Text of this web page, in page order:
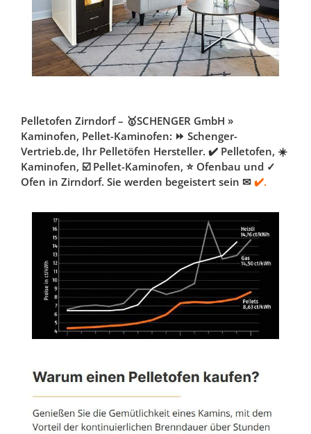
Pelletofen Zirndorf – 🥇SCHENGER GmbH »
Kaminofen, Pellet-Kaminofen: ⏩ Schenger-
Vertrieb.de, Ihr Pelletöfen Hersteller. ✔️ Pelletofen, ☀️
Kaminofen, ☑️ Pellet-Kaminofen, ⭐ Ofenbau und ✓
Ofen in Zirndorf. Sie werden begeistert sein ✉ ✔️.